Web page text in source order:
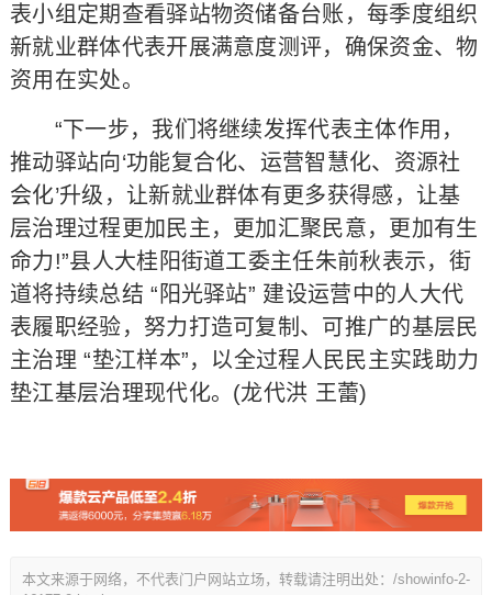
表小组定期查看驿站物资储备台账，每季度组织
新就业群体代表开展满意度测评，确保资金、物
资用在实处。
“下一步，我们将继续发挥代表主体作用，
推动驿站向‘功能复合化、运营智慧化、资源社
会化’升级，让新就业群体有更多获得感，让基
层治理过程更加民主，更加汇聚民意，更加有生
命力!”县人大桂阳街道工委主任朱前秋表示，街
道将持续总结 “阳光驿站” 建设运营中的人大代
表履职经验，努力打造可复制、可推广的基层民
主治理 “垫江样本”，以全过程人民民主实践助力
垫江基层治理现代化。(龙代洪 王蕾)
本文来源于网络，不代表门户网站立场，转载请注明出处：/showinfo-2-